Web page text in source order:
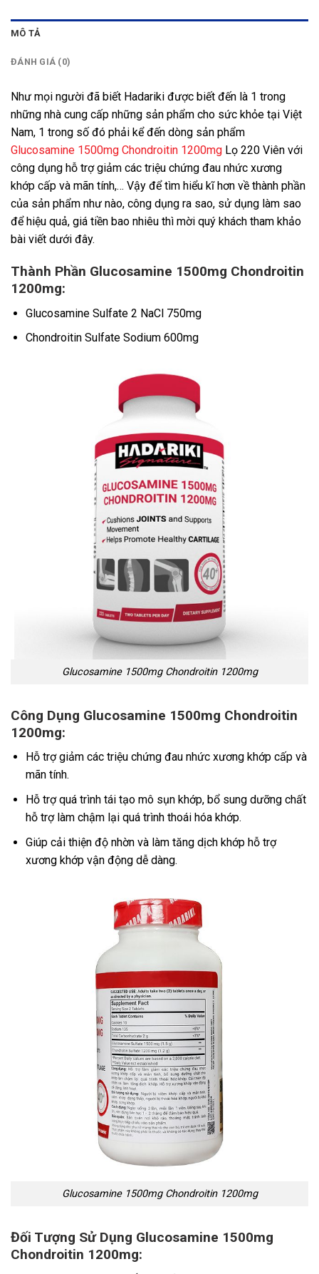
MÔ TẢ
ĐÁNH GIÁ (0)
Như mọi người đã biết Hadariki được biết đến là 1 trong
những nhà cung cấp những sản phẩm cho sức khỏe tại Việt
Nam, 1 trong số đó phải kể đến dòng sản phẩm
Glucosamine 1500mg Chondroitin 1200mg Lọ 220 Viên với
công dụng hỗ trợ giảm các triệu chứng đau nhức xương
khớp cấp và mãn tính,… Vậy để tìm hiểu kĩ hơn về thành phần
của sản phẩm như nào, công dụng ra sao, sử dụng làm sao
để hiệu quả, giá tiền bao nhiêu thì mời quý khách tham khảo
bài viết dưới đây.
Thành Phần Glucosamine 1500mg Chondroitin
1200mg:
Glucosamine Sulfate 2 NaCl 750mg
Chondroitin Sulfate Sodium 600mg
Glucosamine 1500mg Chondroitin 1200mg
Công Dụng Glucosamine 1500mg Chondroitin
1200mg:
Hỗ trợ giảm các triệu chứng đau nhức xương khớp cấp và
mãn tính.
Hỗ trợ quá trình tái tạo mô sụn khớp, bổ sung dưỡng chất
hỗ trợ làm chậm lại quá trình thoái hóa khớp.
Giúp cải thiện độ nhờn và làm tăng dịch khớp hỗ trợ
xương khớp vận động dễ dàng.
Glucosamine 1500mg Chondroitin 1200mg
Đối Tượng Sử Dụng Glucosamine 1500mg
Chondroitin 1200mg: